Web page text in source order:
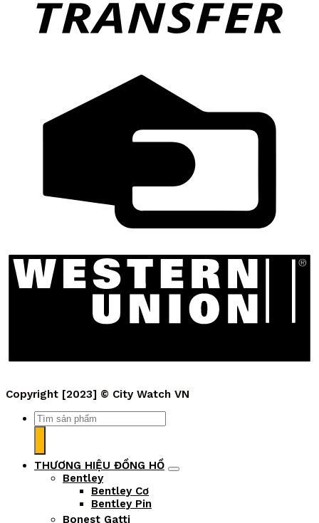
Copyright [2023] © City Watch VN
Tìm
kiếm:
THƯƠNG HIỆU ĐỒNG HỒ
Bentley
Bentley Cơ
Bentley Pin
Bonest Gatti